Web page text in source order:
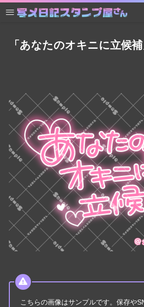
「あなたのオキニに立候
こちらの画像はサンプルです。保存や